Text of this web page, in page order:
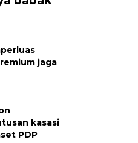
jaga
kasasi
PDP